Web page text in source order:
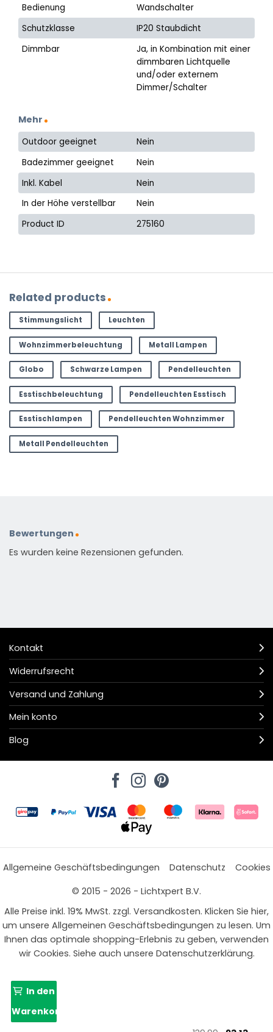
Bedienung
Wandschalter
Schutzklasse
IP20 Staubdicht
Dimmbar
Ja, in Kombination mit einer
dimmbaren Lichtquelle
und/oder externem
Dimmer/Schalter
Mehr
Outdoor geeignet
Nein
Badezimmer geeignet
Nein
Inkl. Kabel
Nein
In der Höhe verstellbar
Nein
Product ID
275160
Related products
Stimmungslicht Leuchten
Wohnzimmerbeleuchtung Metall Lampen
Globo Schwarze Lampen Pendelleuchten
Esstischbeleuchtung Pendelleuchten Esstisch
Esstischlampen Pendelleuchten Wohnzimmer
Metall Pendelleuchten
Bewertungen
Es wurden keine Rezensionen gefunden.
Kontakt
Widerrufsrecht
Versand und Zahlung
Mein konto
Blog
Allgemeine Geschäftsbedingungen Datenschutz
Cookies
© 2015 - 2026 - Lichtxpert B.V.
Alle Preise inkl. 19% MwSt. zzgl. Versandkosten. Klicken Sie hier,
um unsere Allgemeinen Geschäftsbedingungen zu lesen. Um
Ihnen das optimale shopping-Erlebnis zu geben, verwenden
wir Cookies. Siehe auch unsere Datenschutzerklärung.
In den
Warenkorb